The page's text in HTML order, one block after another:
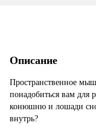
Описание
Пространственное
понадобиться вам для
конюшню и лошади
внутрь?